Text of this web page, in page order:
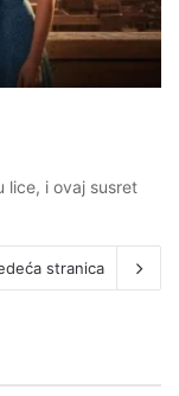
lice, i ovaj susret
stranica